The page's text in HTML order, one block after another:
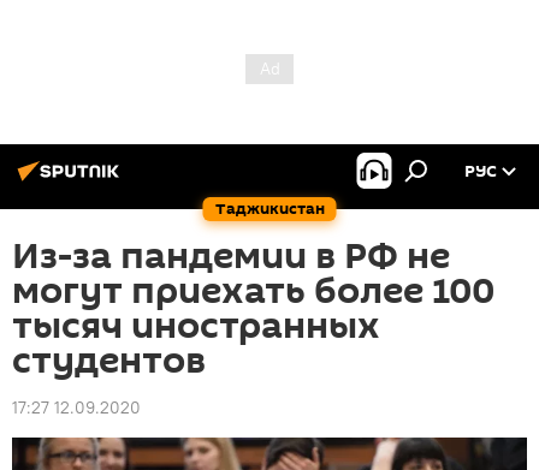
Таджикистан
РУС
Из-за пандемии в РФ не
могут приехать более 100
тысяч иностранных
студентов
17:27 12.09.2020